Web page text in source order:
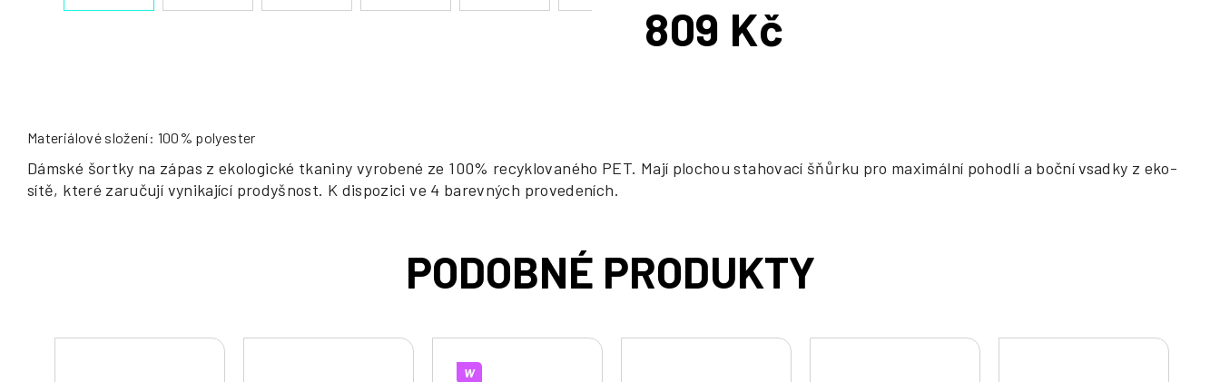
809 Kč
Měrná
Materiálové složení: 100% polyester
Dámské šortky na zápas z ekologické tkaniny vyrobené ze 100% recyklovaného PET. Mají plochou stahovací šňůrku pro maximální pohodlí a boční vsadky z eko-
sítě, které zaručují vynikající prodyšnost. K dispozici ve 4 barevných provedeních.
W